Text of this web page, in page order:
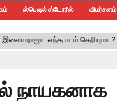
ஸ்பெஷல் ஸ்டோரீஸ் விமர்சனம்
நாயகனாக